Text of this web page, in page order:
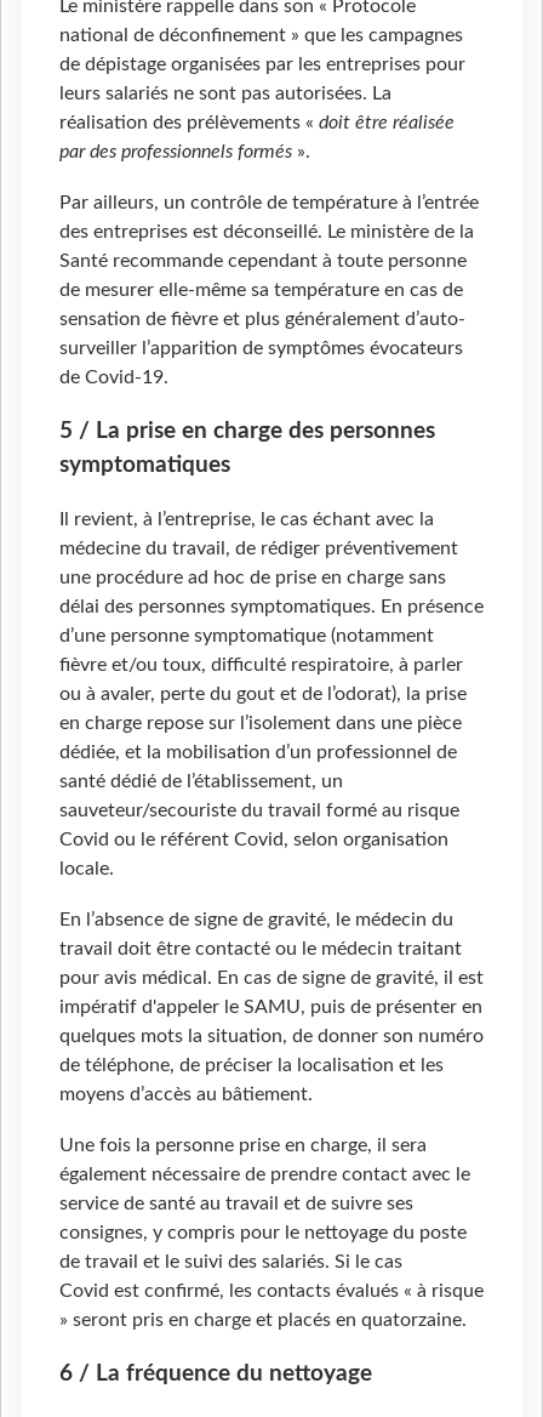
Le ministère rappelle dans son « Protocole
national de déconfinement » que les campagnes
de dépistage organisées par les entreprises pour
leurs salariés ne sont pas autorisées. La
réalisation des prélèvements « doit être réalisée
par des professionnels formés ».
Par ailleurs, un contrôle de température à l’entrée
des entreprises est déconseillé. Le ministère de la
Santé recommande cependant à toute personne
de mesurer elle-même sa température en cas de
sensation de fièvre et plus généralement d’auto-
surveiller l’apparition de symptômes évocateurs
de Covid-19.
5 / La prise en charge des personnes
symptomatiques
Il revient, à l’entreprise, le cas échant avec la
médecine du travail, de rédiger préventivement
une procédure ad hoc de prise en charge sans
délai des personnes symptomatiques. En présence
d’une personne symptomatique (notamment
fièvre et/ou toux, difficulté respiratoire, à parler
ou à avaler, perte du gout et de l’odorat), la prise
en charge repose sur l’isolement dans une pièce
dédiée, et la mobilisation d’un professionnel de
santé dédié de l’établissement, un
sauveteur/secouriste du travail formé au risque
Covid ou le référent Covid, selon organisation
locale.
En l’absence de signe de gravité, le médecin du
travail doit être contacté ou le médecin traitant
pour avis médical. En cas de signe de gravité, il est
impératif d'appeler le SAMU, puis de présenter en
quelques mots la situation, de donner son numéro
de téléphone, de préciser la localisation et les
moyens d’accès au bâtiement.
Une fois la personne prise en charge, il sera
également nécessaire de prendre contact avec le
service de santé au travail et de suivre ses
consignes, y compris pour le nettoyage du poste
de travail et le suivi des salariés. Si le cas
Covid est confirmé, les contacts évalués « à risque
» seront pris en charge et placés en quatorzaine.
6 / La fréquence du nettoyage